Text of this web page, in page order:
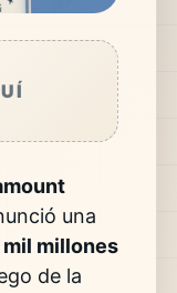
una
millones
de la